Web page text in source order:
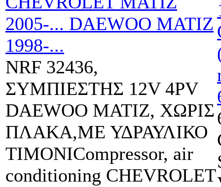
NRF 32436,
ΣΥΜΠΙΕΣΤΗΣ 12V 4PV
DAEWOO MATIZ, ΧΩΡΙΣ
ΠΛΑΚΑ,ΜΕ ΥΔΡΑΥΛΙΚΟ
ΤΙΜΟΝΙCompressor, air
conditioning CHEVROLET